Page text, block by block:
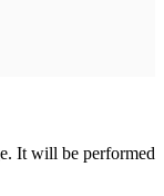
It will be performed